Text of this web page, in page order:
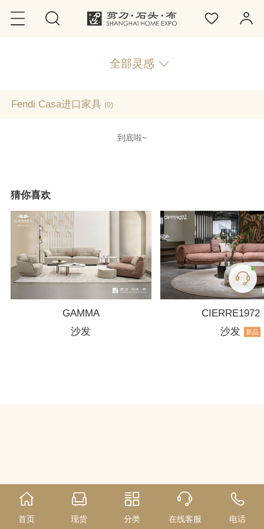
全部灵感
Fendi Casa进口家具(0)
到底啦~
猜你喜欢
GAMMA
沙发
CIERRE1972
沙发
新品
首页 现货 分类 在线客服 电话